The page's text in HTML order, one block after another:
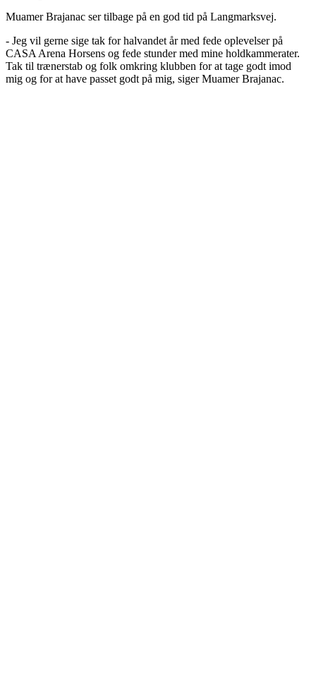
Muamer Brajanac ser tilbage på en god tid på Langmarksvej.
- Jeg vil gerne sige tak for halvandet år med fede oplevelser på
CASA Arena Horsens og fede stunder med mine holdkammerater.
Tak til trænerstab og folk omkring klubben for at tage godt imod
mig og for at have passet godt på mig, siger Muamer Brajanac.